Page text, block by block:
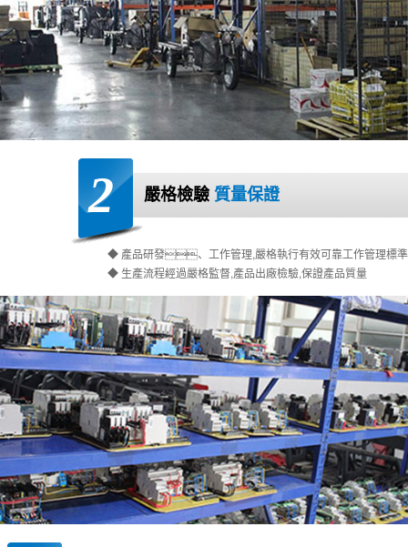
2 嚴格檢驗質量保證
◆ 產品研發、工作管理,嚴格執行有效可靠工作管理標準
◆ 生產流程經過嚴格監督,產品出廠檢驗,保證產品質量